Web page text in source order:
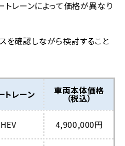
トレーンによって価格が異なり
を確認しながら検討すること
トレーン 車両本体価格
（税込）
HEV 4,900,000円